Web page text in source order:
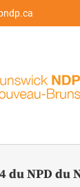
du NPD du